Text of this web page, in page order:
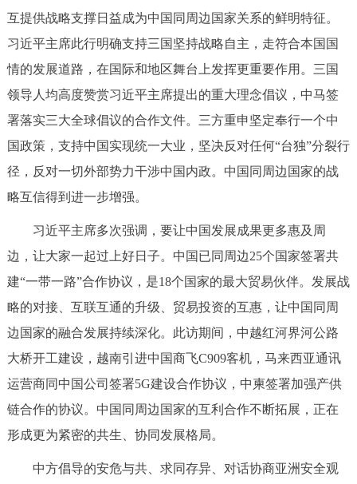
互提供战略支撑日益成为中国同周边国家关系的鲜明特征。
习近平主席此行明确支持三国坚持战略自主，走符合本国国
情的发展道路，在国际和地区舞台上发挥更重要作用。三国
领导人均高度赞赏习近平主席提出的重大理念倡议，中马签
署落实三大全球倡议的合作文件。三方重申坚定奉行一个中
国政策，支持中国实现统一大业，坚决反对任何“台独”分裂行
径，反对一切外部势力干涉中国内政。中国同周边国家的战
略互信得到进一步增强。
习近平主席多次强调，要让中国发展成果更多惠及周
边，让大家一起过上好日子。中国已同周边25个国家签署共
建“一带一路”合作协议，是18个国家的最大贸易伙伴。发展战
略的对接、互联互通的升级、贸易投资的互惠，让中国同周
边国家的融合发展持续深化。此访期间，中越红河界河公路
大桥开工建设，越南引进中国商飞C909客机，马来西亚通讯
运营商同中国公司签署5G建设合作协议，中柬签署加强产供
链合作的协议。中国同周边国家的互利合作不断拓展，正在
形成更为紧密的共生、协同发展格局。
中方倡导的安危与共、求同存异、对话协商亚洲安全观